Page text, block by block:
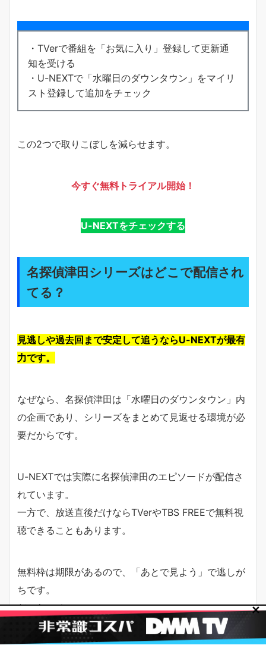
・TVerで番組を「お気に入り」登録して更新通
知を受ける
・U-NEXTで「水曜日のダウンタウン」をマイリ
スト登録して追加をチェック
この2つで取りこぼしを減らせます。
今すぐ無料トライアル開始！
U-NEXTをチェックする
名探偵津田シリーズはどこで配信され
てる？
見逃しや過去回まで安定して追うならU-NEXTが最有
力です。
なぜなら、名探偵津田は「水曜日のダウンタウン」内
の企画であり、シリーズをまとめて見返せる環境が必
要だからです。
U-NEXTでは実際に名探偵津田のエピソードが配信さ
れています。
一方で、放送直後だけならTVerやTBS FREEで無料視
聴できることもあります。
無料枠は期限があるので、「あとで見よう」で逃しが
ちです。
だからこそ、
✕